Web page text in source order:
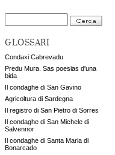
GLOSSARI
Condaxi Cabrevadu
Predu Mura. Sas poesias d'una
bida
Il condaghe di San Gavino
Agricoltura di Sardegna
Il registro di San Pietro di Sorres
Il condaghe di San Michele di
Salvennor
Il condaghe di Santa Maria di
Bonarcado